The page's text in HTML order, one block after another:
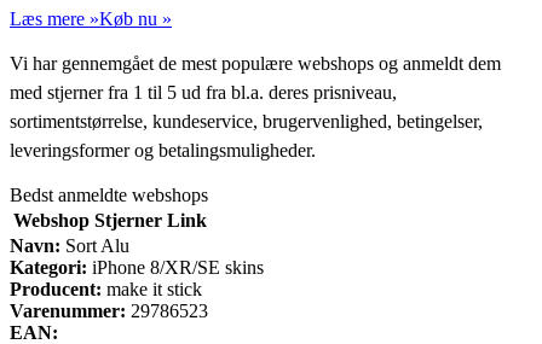
Læs mere »Køb nu »
Vi har gennemgået de mest populære webshops og anmeldt dem
med stjerner fra 1 til 5 ud fra bl.a. deres prisniveau,
sortimentstørrelse, kundeservice, brugervenlighed, betingelser,
leveringsformer og betalingsmuligheder.
Bedst anmeldte webshops
Webshop Stjerner Link
Navn: Sort Alu
Kategori: iPhone 8/XR/SE skins
Producent: make it stick
Varenummer: 29786523
EAN: